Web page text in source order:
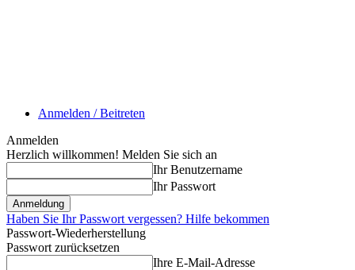
Anmelden / Beitreten
Anmelden
Herzlich willkommen! Melden Sie sich an
Ihr Benutzername
Ihr Passwort
Haben Sie Ihr Passwort vergessen? Hilfe bekommen
Passwort-Wiederherstellung
Passwort zurücksetzen
Ihre E-Mail-Adresse